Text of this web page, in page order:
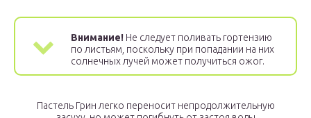
Внимание! Не следует поливать гортензию
по листьям, поскольку при попадании на них
солнечных лучей может получиться ожог.
Пастель Грин легко переносит непродолжительную